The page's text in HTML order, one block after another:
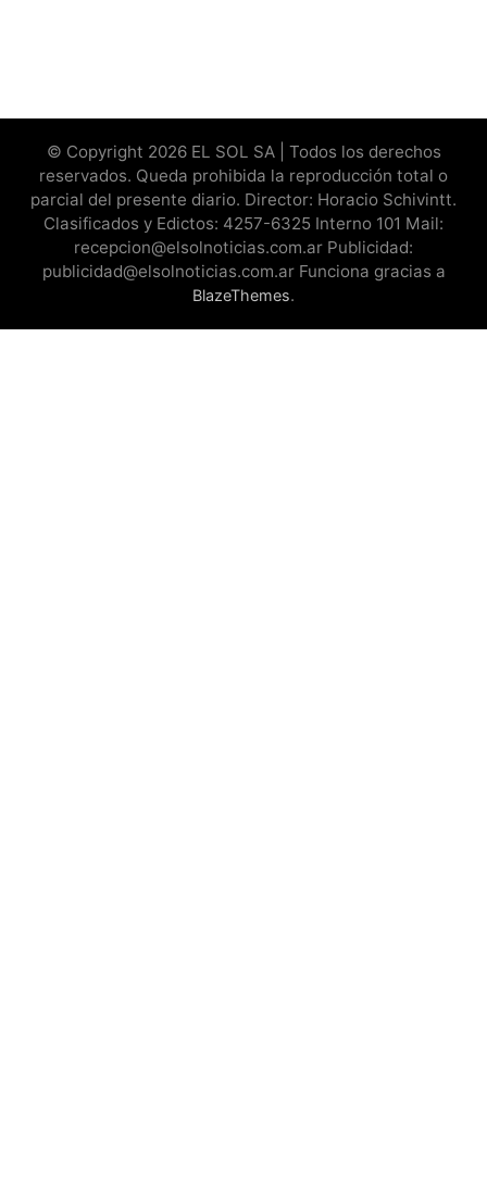
© Copyright 2026 EL SOL SA | Todos los derechos
reservados. Queda prohibida la reproducción total o
parcial del presente diario. Director: Horacio Schivintt.
Clasificados y Edictos: 4257-6325 Interno 101 Mail:
recepcion@elsolnoticias.com.ar Publicidad:
publicidad@elsolnoticias.com.ar Funciona gracias a
BlazeThemes.